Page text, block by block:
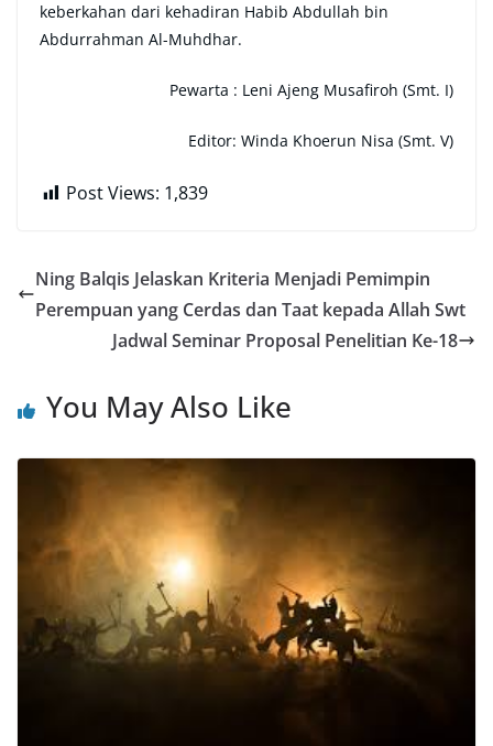
keberkahan dari kehadiran Habib Abdullah bin
Abdurrahman Al-Muhdhar.
Pewarta : Leni Ajeng Musafiroh (Smt. I)
Editor: Winda Khoerun Nisa (Smt. V)
Post Views: 1,839
Ning Balqis Jelaskan Kriteria Menjadi Pemimpin
Perempuan yang Cerdas dan Taat kepada Allah Swt
Jadwal Seminar Proposal Penelitian Ke-18
You May Also Like